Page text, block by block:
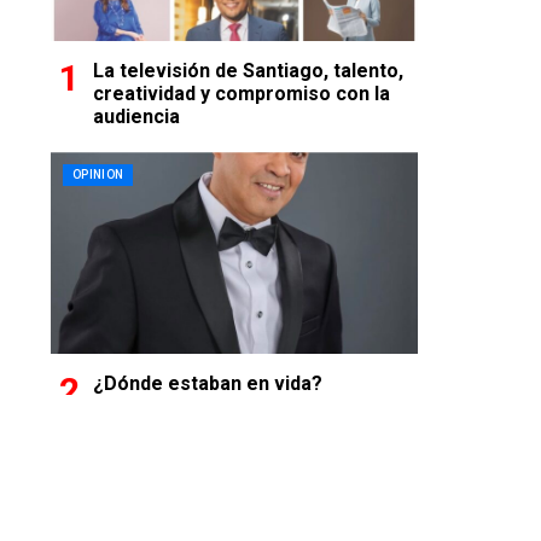
La televisión de Santiago, talento,
creatividad y compromiso con la
audiencia
OPINION
¿Dónde estaban en vida?